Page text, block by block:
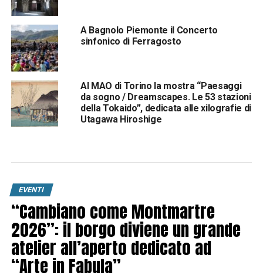
A Bagnolo Piemonte il Concerto
sinfonico di Ferragosto
Al MAO di Torino la mostra “Paesaggi
da sogno / Dreamscapes. Le 53 stazioni
della Tokaido”, dedicata alle xilografie di
Utagawa Hiroshige
EVENTI
“Cambiano come Montmartre
2026”: il borgo diviene un grande
atelier all’aperto dedicato ad
“Arte in Fabula”